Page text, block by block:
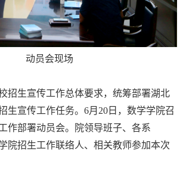
动员会现场
招生宣传工作总体要求，统筹部署湖北
生宣传工作任务。 6月 20 日，数学学院召
作部署动员会。院领导班子、各系
院招生工作联络人、相关教师参加本次